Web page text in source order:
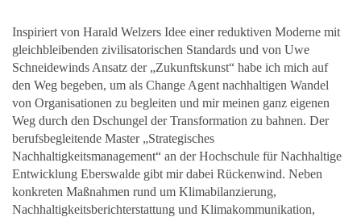
Inspiriert von Harald Welzers Idee einer reduktiven Moderne mit
gleichbleibenden zivilisatorischen Standards und von Uwe
Schneidewinds Ansatz der „Zukunftskunst“ habe ich mich auf
den Weg begeben, um als Change Agent nachhaltigen Wandel
von Organisationen zu begleiten und mir meinen ganz eigenen
Weg durch den Dschungel der Transformation zu bahnen. Der
berufsbegleitende Master „Strategisches
Nachhaltigkeitsmanagement“ an der Hochschule für Nachhaltige
Entwicklung Eberswalde gibt mir dabei Rückenwind. Neben
konkreten Maßnahmen rund um Klimabilanzierung,
Nachhaltigkeitsberichterstattung und Klimakommunikation,